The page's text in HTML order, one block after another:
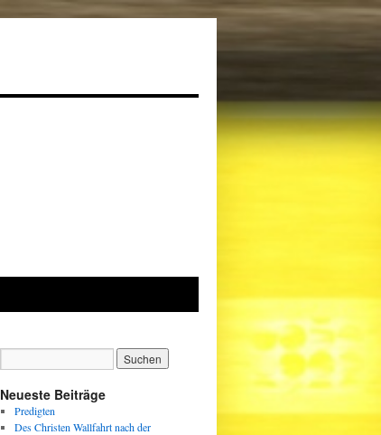
Neueste Beiträge
Predigten
Des Christen Wallfahrt nach der